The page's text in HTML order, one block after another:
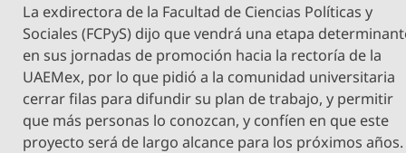
La exdirectora de la Facultad de Ciencias Políticas y
Sociales (FCPyS) dijo que vendrá una etapa
en sus jornadas de promoción hacia la rectoría de la
UAEMex, por lo que pidió a la comunidad universitaria
cerrar filas para difundir su plan de trabajo, y permitir
que más personas lo conozcan, y confíen en que este
proyecto será de largo alcance para los próximos años.